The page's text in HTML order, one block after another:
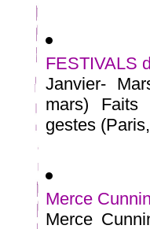
FESTIVALS
Janvier-
mars) Faits
gestes
Merce
Merce